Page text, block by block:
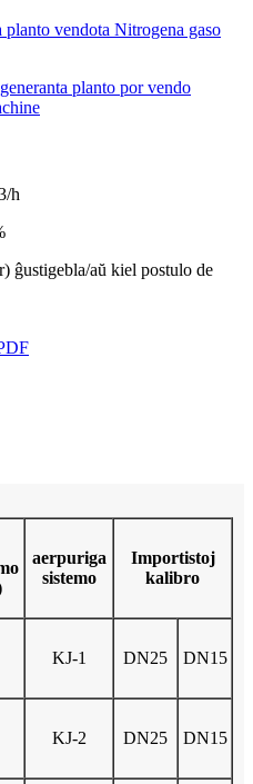
h
ĝustigebla/aŭ kiel postulo de
aerpuriga
sistemo
Importistoj
kalibro
KJ-1 DN25 DN15
KJ-2 DN25 DN15